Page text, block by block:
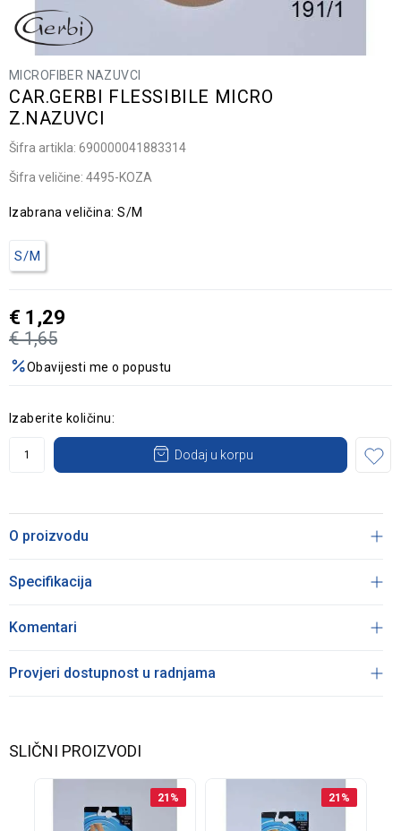
MICROFIBER NAZUVCI
CAR.GERBI FLESSIBILE MICRO
Z.NAZUVCI
Šifra artikla: 690000041883314
Šifra veličine: 4495-KOZA
Izabrana veličina:S/M
S/M
€ 1,65
€ 1,29
Obavijesti me o popustu
Izaberite količinu:
Dodaj u korpu
O proizvodu
Specifikacija
Komentari
Provjeri dostupnost u radnjama
SLIČNI PROIZVODI
21 % 21 %